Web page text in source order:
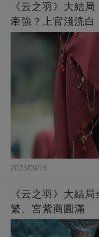
《云之羽》大結
牽強？上官淺洗白
2023/09/16
《云之羽》大結
繁、宮紫商圓滿